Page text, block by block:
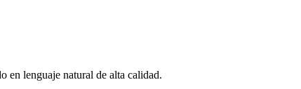
en lenguaje natural de alta calidad.